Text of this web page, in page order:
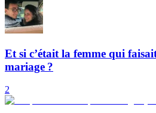
Et si c’était la femme qui
mariage ?
2